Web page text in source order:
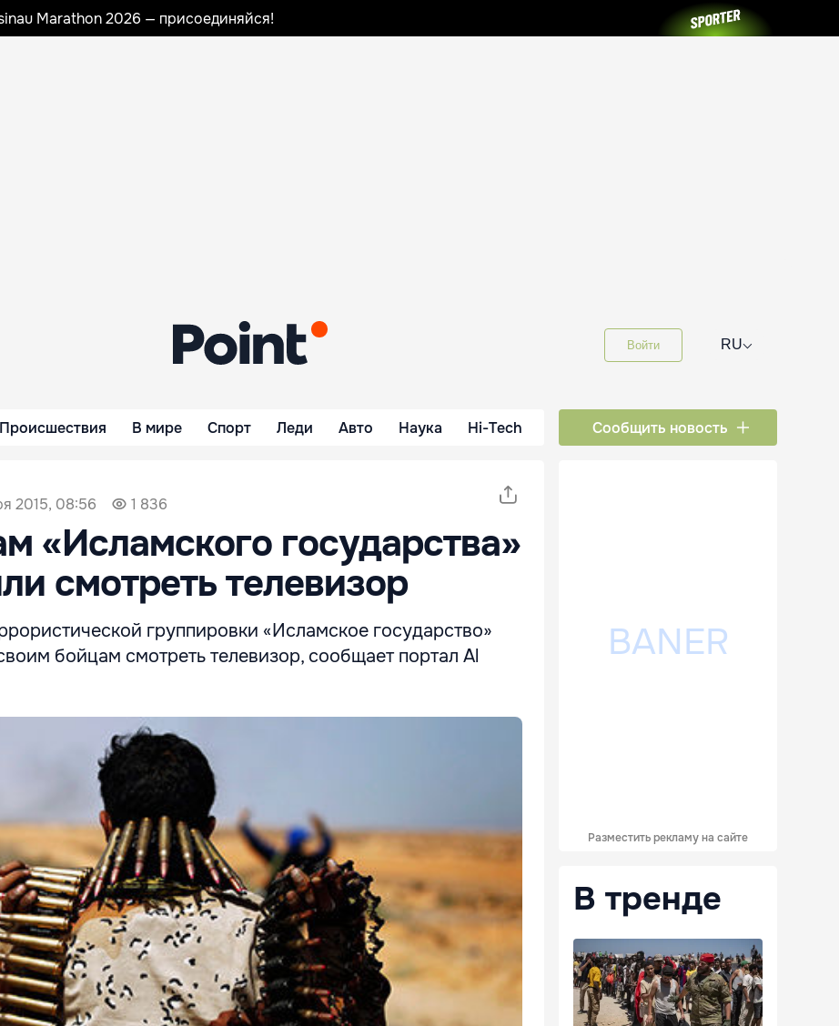
Marathon 2026 — присоединяйся!
Войти RU⌵
Происшествия В мире Спорт Леди Авто Наука Hi-Tech Сообщить новость
2015, 08:56 1 836
«Исламского государства»
смотреть телевизор
группировки «Исламское государство»
бойцам смотреть телевизор, сообщает портал Al
Разместить рекламу на сайте
В тренде